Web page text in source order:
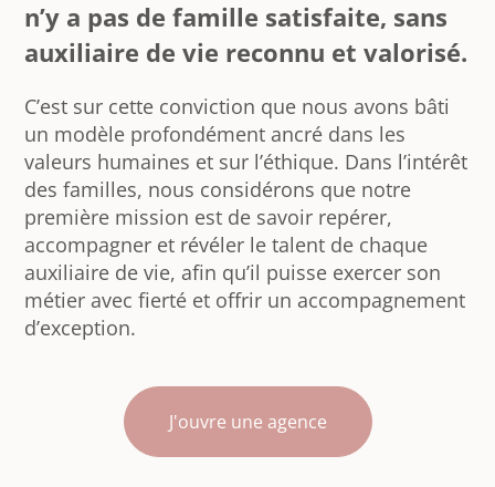
n’y a pas de famille satisfaite, sans
auxiliaire de vie reconnu et valorisé.
C’est sur cette conviction que nous avons bâti
un modèle profondément ancré dans les
valeurs humaines et sur l’éthique. Dans l’intérêt
des familles, nous considérons que notre
première mission est de savoir repérer,
accompagner et révéler le talent de chaque
auxiliaire de vie, afin qu’il puisse exercer son
métier avec fierté et offrir un accompagnement
d’exception.
J'ouvre une agence